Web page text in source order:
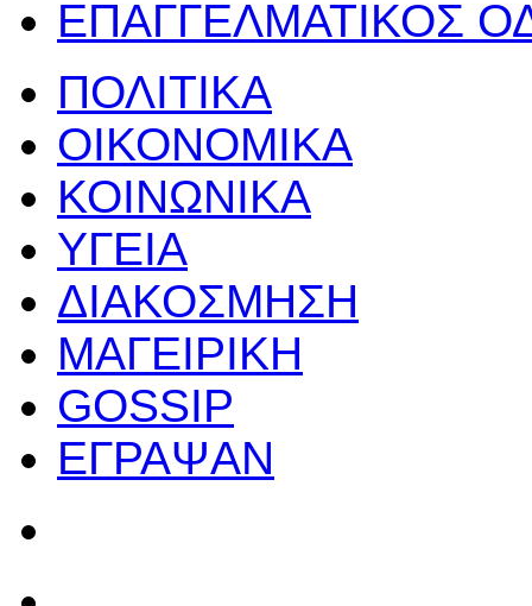
ΕΠΑΓΓΕΛΜΑΤΙΚΟΣ
ΠΟΛΙΤΙΚΑ
ΟΙΚΟΝΟΜΙΚΑ
ΚΟΙΝΩΝΙΚΑ
ΥΓΕΙΑ
ΔΙΑΚΟΣΜΗΣΗ
ΜΑΓΕΙΡΙΚΗ
GOSSIP
ΕΓΡΑΨΑΝ